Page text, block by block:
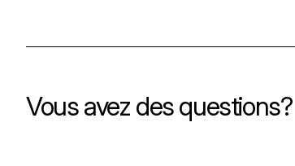
Vous avez des questions?